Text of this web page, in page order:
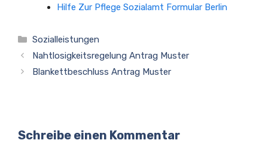
Hilfe Zur Pflege Sozialamt Formular Berlin
Kategorien
Sozialleistungen
Nahtlosigkeitsregelung Antrag Muster
Blankettbeschluss Antrag Muster
Schreibe einen Kommentar